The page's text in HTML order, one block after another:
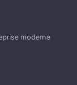
moderne